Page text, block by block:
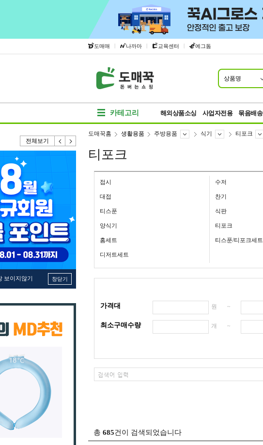
도매매 | 나까마 | 교육센터 | 에그돔
상품명
카테고리 해외상품소싱 사업자전용 묶음배송
전체보기
보이지않기 창닫기
도매꾹홈 생활용품 주방용품 식기 티포크
티포크
접시 수저
대접 찬기
티스푼 식판
양식기 티포크
홈세트 티스푼/티포크세트
디저트세트
가격대 원 ~
최소구매수량 개 ~
총 685건이 검색되었습니다